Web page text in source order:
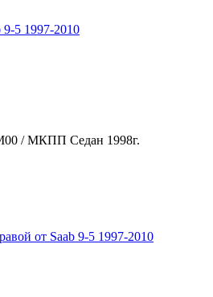
5 1997-2010
/ МКПП Седан 1998г.
от Saab 9-5 1997-2010